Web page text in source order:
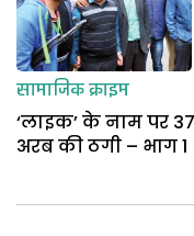
सामाजिक क्राइम
‘लाइक’ के नाम पर 37
अरब की ठगी – भाग 1